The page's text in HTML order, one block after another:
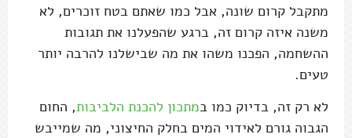
מתקבל קרום שונה, אבל כמו שאתם בטח זוכרים, לא
משנה איזה קרום זה, ברגע שהפעלנו את תגובות
ההשחמה, הפכנו משהו את מה שבישלנו להרבה יותר
טעים.
לא רק זה, בדיוק כמו במתכון להכנת הלביבות, החום
הגבוה גורם לאידוי המים בחלק החיצוני, מה שמייבש